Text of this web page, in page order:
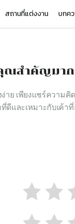
สถานที่แต่งงาน บทค
สำคัญมาก
ง่าย เพียงแชร์ความ
ดีและเหมาะกับเค้า